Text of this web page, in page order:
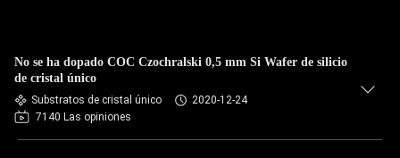
No se ha dopado COC Czochralski 0,5 mm Si Wafer de silicio
de cristal único
Substratos de cristal único
2020-12-24
7140 Las opiniones